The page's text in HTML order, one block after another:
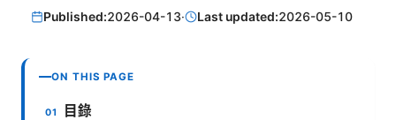
Published:2026-04-13· Last updated:2026-05-10
ON THIS PAGE
目錄